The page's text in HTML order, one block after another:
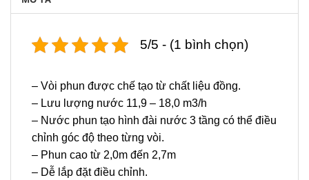
5/5 - (1 bình chọn)
– Vòi phun được chế tạo từ chất liệu đồng.
– Lưu lượng nước 11,9 – 18,0 m3/h
– Nước phun tạo hình đài nước 3 tầng có thể điều
chỉnh góc độ theo từng vòi.
– Phun cao từ 2,0m đến 2,7m
– Dễ lắp đặt điều chỉnh.